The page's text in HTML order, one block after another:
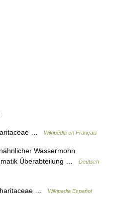
… Wikipédia en Français
Wassermohn
Überabteilung …
Deutsch
… Wikipedia Español